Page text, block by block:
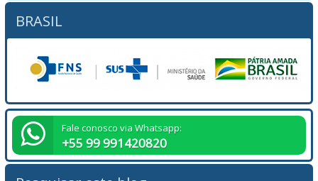
BRASIL
Fale conosco via Whatsapp:
+55 99 991420820